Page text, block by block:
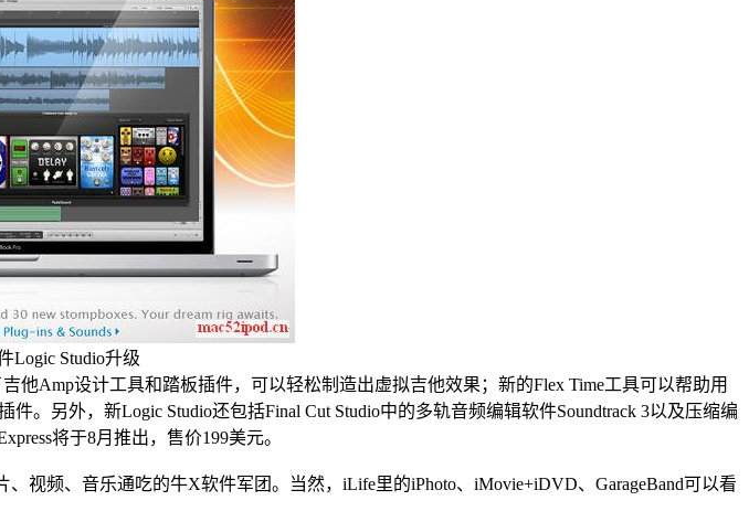
Logic Studio升级
他Amp设计工具和踏板插件，可以轻松制造出虚拟吉他效果；新的Flex Time工具可以帮助用
。另外，新Logic Studio还包括Final Cut Studio中的多轨音频编辑软件Soundtrack 3以及压缩编
将于8月推出，售价199美元。
视频、音乐通吃的牛X软件军团。当然，iLife里的iPhoto、iMovie+iDVD、GarageBand可以看